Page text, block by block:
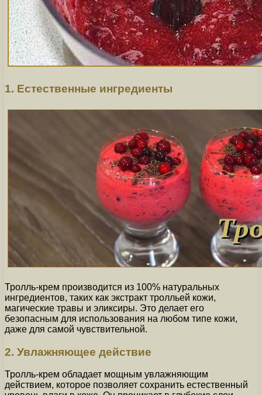
1. Естественные ингредиенты
Тролль-крем производится из 100% натуральных
ингредиентов, таких как экстракт тролльей кожи,
магические травы и эликсиры. Это делает его
безопасным для использования на любом типе кожи,
даже для самой чувствительной.
2. Увлажняющее действие
Тролль-крем обладает мощным увлажняющим
действием, которое позволяет сохранить естественный